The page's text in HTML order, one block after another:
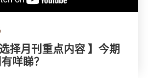
择月刊重点内容 】今期
咩睇？